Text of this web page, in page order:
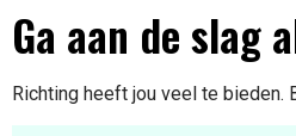
Ga aan de slag
Richting heeft jou veel te bieden.